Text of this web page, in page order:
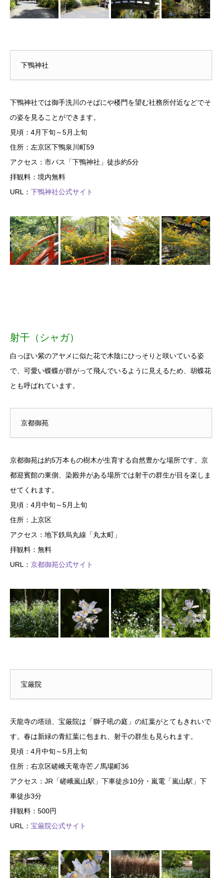
下鴨神社
下鴨神社では御手洗川のそばにや楼門を望む社務所付近などでそ
の姿を見ることができます。
見頃：4月下旬～5月上旬
住所：左京区下鴨泉川町59
アクセス：市バス「下鴨神社」徒歩約5分
拝観料：境内無料
URL： 下鴨神社公式サイト
射干（シャガ）
白っぽい紫のアヤメに似た花で木陰にひっそりと咲いている姿
で、可愛い蝶蝶が群がって飛んでいるように見えるため、胡蝶花
とも呼ばれています。
京都御苑
京都御苑は約5万本もの樹木が生育する自然豊かな場所です。京
都迎賓館の東側、染殿井がある場所では射干の群生が目を楽しま
せてくれます。
見頃：4月中旬～5月上旬
住所：上京区
アクセス：地下鉄烏丸線「丸太町」
拝観料：無料
URL： 京都御苑公式サイト
宝厳院
天龍寺の塔頭、宝厳院は「獅子吼の庭」の紅葉がとてもきれいで
す。春は新緑の青紅葉に包まれ、射干の群生も見られます。
見頃：4月中旬～5月上旬
住所：右京区嵯峨天竜寺芒ノ馬場町36
アクセス：JR「嵯峨嵐山駅」下車徒歩10分・嵐電「嵐山駅」下
車徒歩3分
拝観料：500円
URL： 宝厳院公式サイト